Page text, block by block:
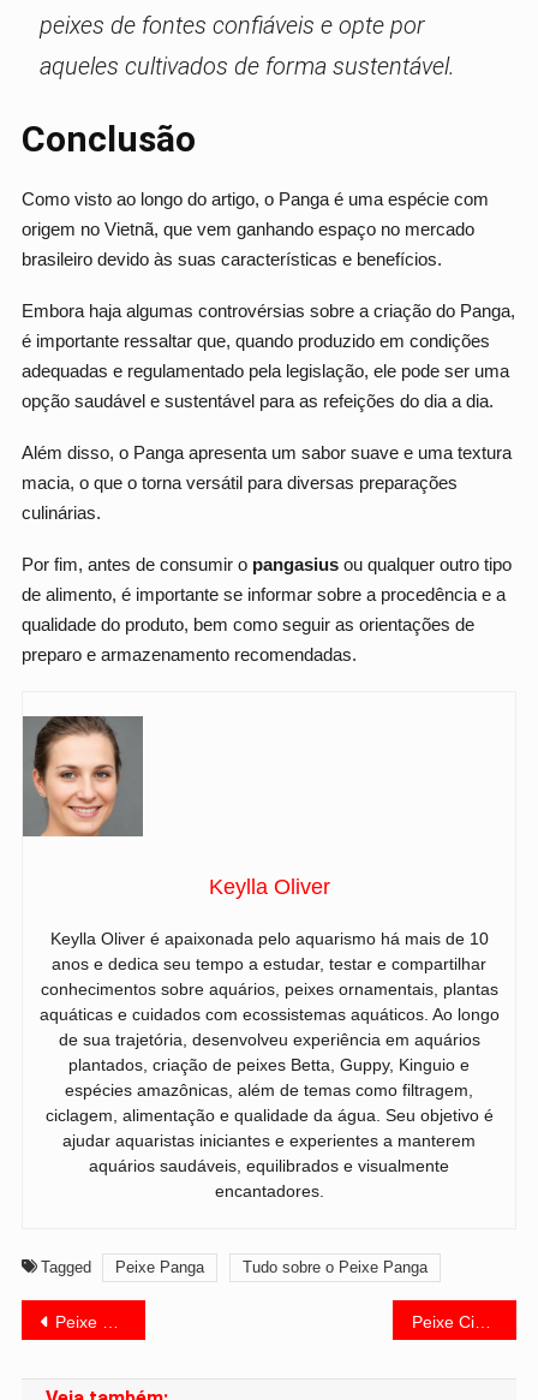
peixes de fontes confiáveis e opte por
aqueles cultivados de forma sustentável.
Conclusão
Como visto ao longo do artigo, o Panga é uma espécie com
origem no Vietnã, que vem ganhando espaço no mercado
brasileiro devido às suas características e benefícios.
Embora haja algumas controvérsias sobre a criação do Panga,
é importante ressaltar que, quando produzido em condições
adequadas e regulamentado pela legislação, ele pode ser uma
opção saudável e sustentável para as refeições do dia a dia.
Além disso, o Panga apresenta um sabor suave e uma textura
macia, o que o torna versátil para diversas preparações
culinárias.
Por fim, antes de consumir o pangasiusou qualquer outro tipo
de alimento, é importante se informar sobre a procedência e a
qualidade do produto, bem como seguir as orientações de
preparo e armazenamento recomendadas.
Keylla Oliver
Keylla Oliver é apaixonada pelo aquarismo há mais de 10
anos e dedica seu tempo a estudar, testar e compartilhar
conhecimentos sobre aquários, peixes ornamentais, plantas
aquáticas e cuidados com ecossistemas aquáticos. Ao longo
de sua trajetória, desenvolveu experiência em aquários
plantados, criação de peixes Betta, Guppy, Kinguio e
espécies amazônicas, além de temas como filtragem,
ciclagem, alimentação e qualidade da água. Seu objetivo é
ajudar aquaristas iniciantes e experientes a manterem
aquários saudáveis, equilibrados e visualmente
encantadores.
Tagged Peixe Panga Tudo sobre o Peixe Panga
Navegação
de
Peixe Oscar: Cuidados e Características